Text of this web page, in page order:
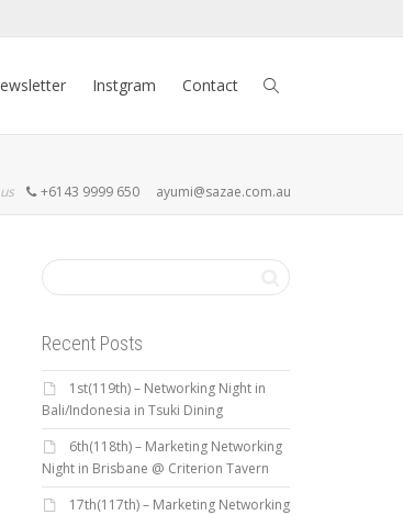
Instgram Contact
+6143 9999 650 ayumi@sazae.com.au
Recent Posts
1st(119th) – Networking Night in
Bali/Indonesia in Tsuki Dining
6th(118th) – Marketing Networking
Night in Brisbane @ Criterion Tavern
17th(117th) – Marketing Networking